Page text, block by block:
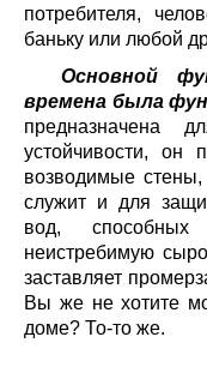
потребителя,
баньку или любой
Основной
времена была
предназначена
устойчивости, он
возводимые
служит и для
вод,
неистребимую
заставляет
Вы же не хотите
доме? То-то же.